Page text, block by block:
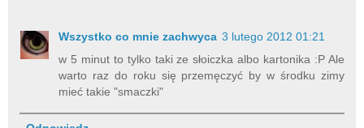
Wszystko co mnie zachwyca 3 lutego 2012 01:21
w 5 minut to tylko taki ze słoiczka albo kartonika :P Ale
warto raz do roku się przemęczyć by w środku zimy
mieć takie "smaczki"